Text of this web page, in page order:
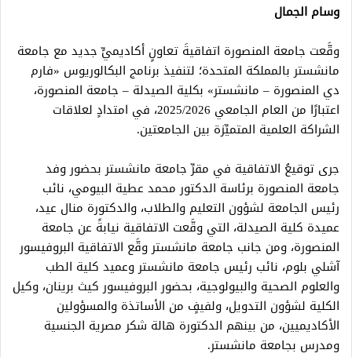
وسام الجمال
وقَّعت جامعة المنصورة اتفاقيةَ تعاونٍ أكاديميٍّ جديد مع جامعة
مانشستر بالمملكة المتحدة؛ لتنفيذ برنامج البكالوريوس «فارم
دي المنصورة – مانشستر» بكلية الصيدلة – جامعة المنصورة،
اعتبارًا من العام الجامعي 2025/2026، في امتدادٍ لعلاقات
الشراكة العلمية المتميِّزة بين الجامعتين.
جرى توقيعُ الاتفاقية في مقرِّ جامعة مانشستر بحضور وفد
جامعة المنصورة برئاسة الدكتور محمد عطية البيومي، نائب
رئيس الجامعة لشؤون التعليم والطلاب، والدكتورة منال عيد،
عميدة كلية الصيدلة، التي وقَّعت الاتفاقية نيابةً عن جامعة
المنصورة، ومن جانب جامعة مانشستر وقَّع الاتفاقية البروفيسور
آشلي بلوم، نائب رئيس جامعة مانشستر وعميد كلية الطب
والعلوم الصحية والبيولوجية، بحضور البروفيسور كيث برينان، وكيل
الكلية لشؤون التدويل، ولفيفٍ من الأساتذة والمسؤولين
الأكاديميين، من بينهم الدكتورة هالة شكر مصرية الجنسية
ومدرس بجامعة مانشستر.